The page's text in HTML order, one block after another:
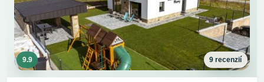
9.9 9 recenzií